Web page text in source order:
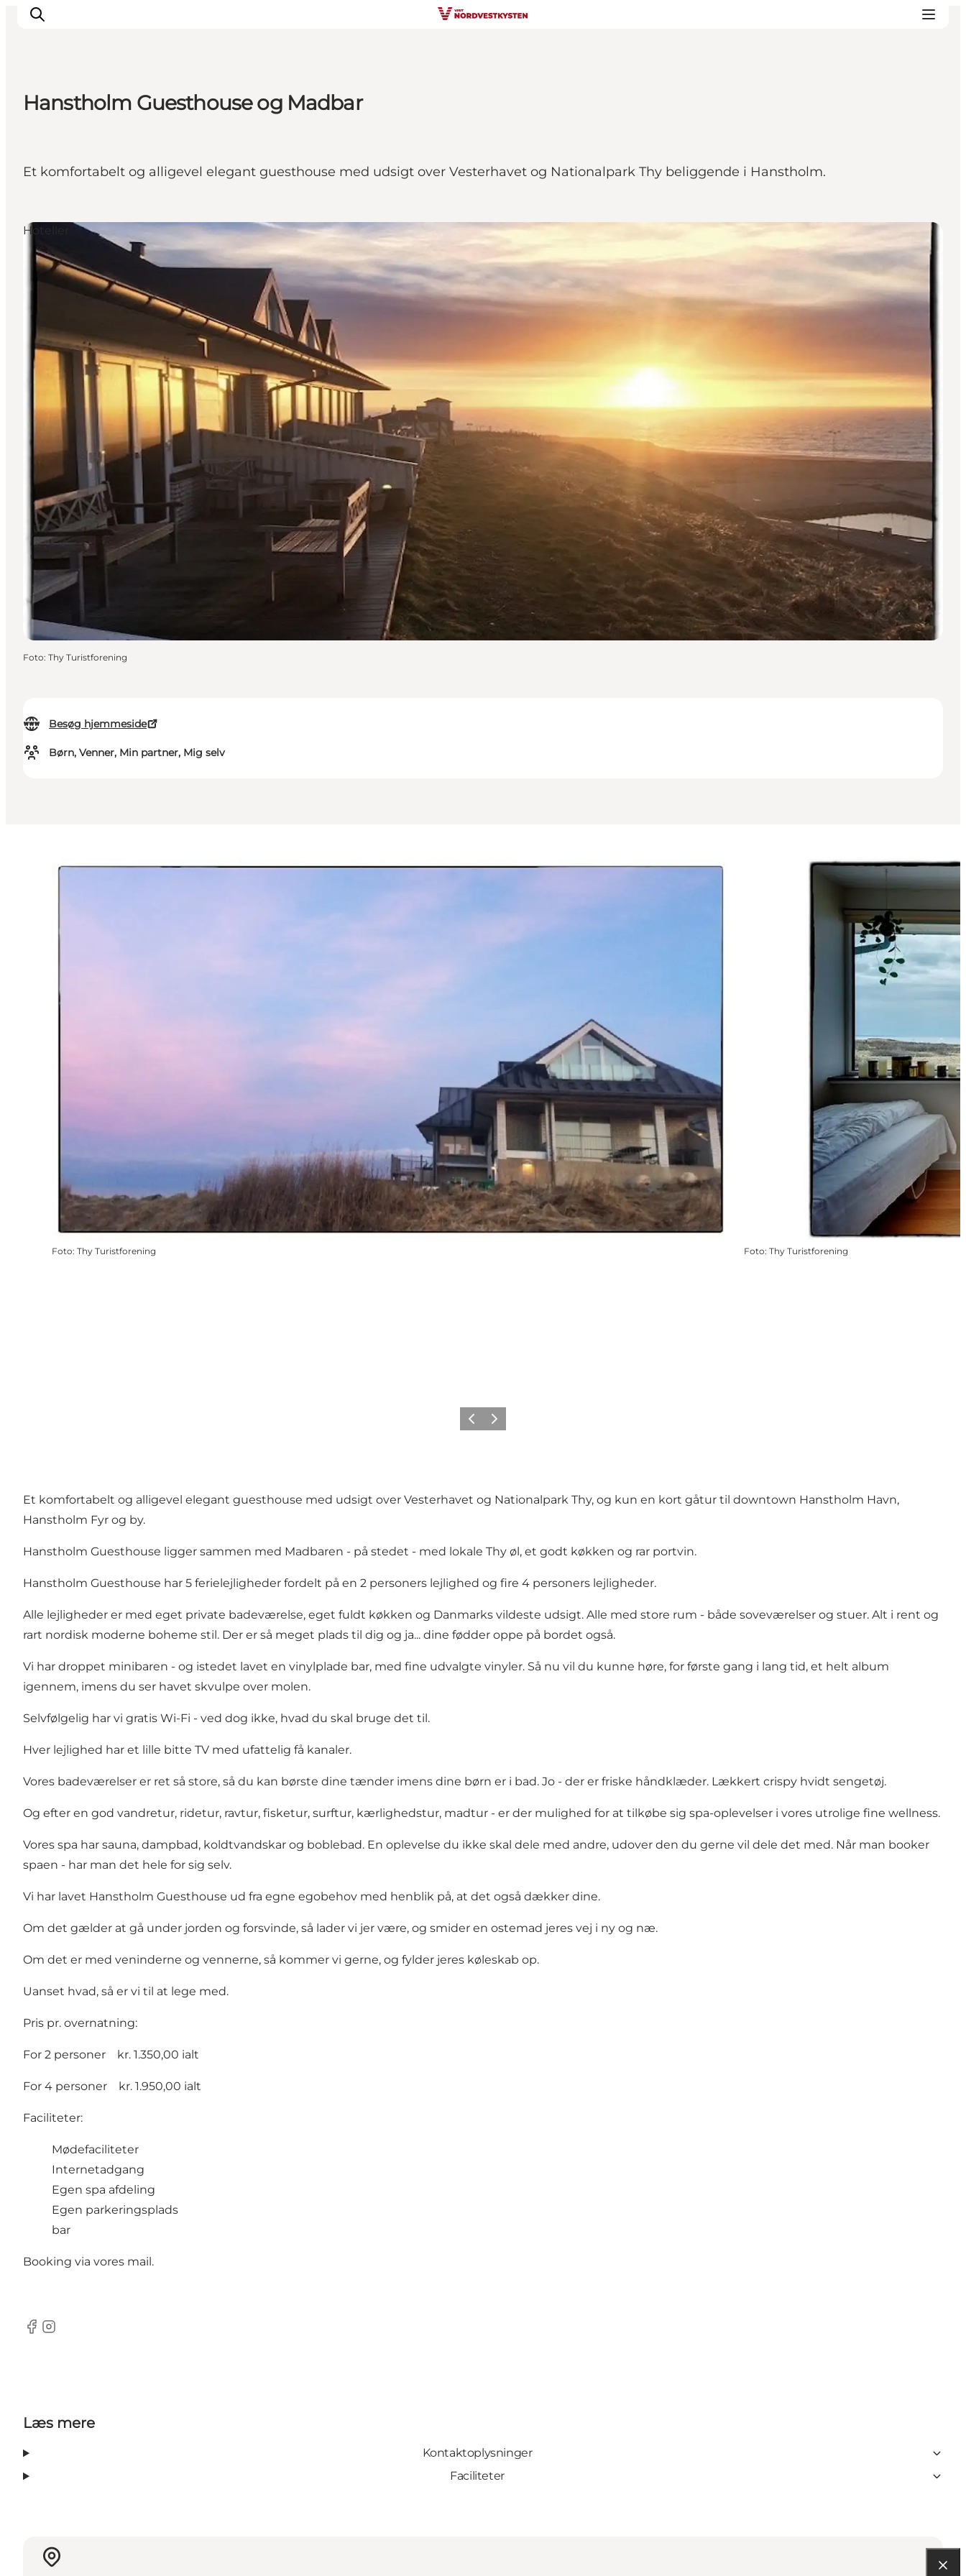
Handicapvenlig ferie
Planlæg din ferie
Hanstholm Guesthouse og Madbar
Et komfortabelt og alligevel elegant guesthouse med udsigt over Vesterhavet og Nationalpark Thy beliggende i Hanstholm.
Besøg hjemmeside
Børn, Venner, Min partner, Mig selv
Hoteller
Foto: Thy Turistforening
Foto: Thy Turistforening Foto: Thy Turistforening
ForrigeNæste
Et komfortabelt og alligevel elegant guesthouse med udsigt over Vesterhavet og Nationalpark Thy, og kun en kort gåtur til downtown Hanstholm Havn,
Hanstholm Fyr og by.
Hanstholm Guesthouse ligger sammen med Madbaren - på stedet - med lokale Thy øl, et godt køkken og rar portvin.
Hanstholm Guesthouse har 5 ferielejligheder fordelt på en 2 personers lejlighed og fire 4 personers lejligheder.
Alle lejligheder er med eget private badeværelse, eget fuldt køkken og Danmarks vildeste udsigt. Alle med store rum - både soveværelser og stuer. Alt i rent og
rart nordisk moderne boheme stil. Der er så meget plads til dig og ja... dine fødder oppe på bordet også.
Vi har droppet minibaren - og istedet lavet en vinylplade bar, med fine udvalgte vinyler. Så nu vil du kunne høre, for første gang i lang tid, et helt album
igennem, imens du ser havet skvulpe over molen.
Selvfølgelig har vi gratis Wi-Fi - ved dog ikke, hvad du skal bruge det til.
Hver lejlighed har et lille bitte TV med ufattelig få kanaler.
Vores badeværelser er ret så store, så du kan børste dine tænder imens dine børn er i bad. Jo - der er friske håndklæder. Lækkert crispy hvidt sengetøj.
Og efter en god vandretur, ridetur, ravtur, fisketur, surftur, kærlighedstur, madtur - er der mulighed for at tilkøbe sig spa-oplevelser i vores utrolige fine wellness.
Vores spa har sauna, dampbad, koldtvandskar og boblebad. En oplevelse du ikke skal dele med andre, udover den du gerne vil dele det med. Når man booker
spaen - har man det hele for sig selv.
Vi har lavet Hanstholm Guesthouse ud fra egne egobehov med henblik på, at det også dækker dine.
Om det gælder at gå under jorden og forsvinde, så lader vi jer være, og smider en ostemad jeres vej i ny og næ.
Om det er med veninderne og vennerne, så kommer vi gerne, og fylder jeres køleskab op.
Uanset hvad, så er vi til at lege med.
Pris pr. overnatning:
For 2 personer kr. 1.350,00 ialt
For 4 personer kr. 1.950,00 ialt
Faciliteter:
Mødefaciliteter
Internetadgang
Egen spa afdeling
Egen parkeringsplads
bar
Booking via vores mail.
Facebook
Instagram
Læs mere
Kontaktoplysninger
Faciliteter